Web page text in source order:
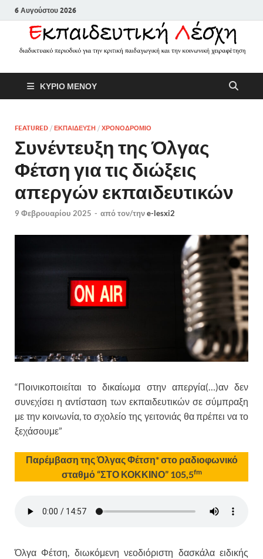
6 Αυγούστου 2026
κριτική παιδαγωγική και την
κοινωνική χειραφέτηση
ΚΥΡΙΟ ΜΕΝΟΥ
FEATURED / ΕΚΠΑΙΔΕΥΣΗ / ΧΡΟΝΟΔΡΟΜΙΟ
Συνέντευξη της Όλγας
Φέτση για τις διώξεις
απεργών εκπαιδευτικών
9 Φεβρουαρίου 2025 - από τον/τηνe-lesxi2
“Ποινικοποιείται το δικαίωμα στην απεργία(…)αν δεν
συνεχίσει η αντίσταση των εκπαιδευτικών σε σύμπραξη
με την κοινωνία, το σχολείο της γειτονιάς θα πρέπει να το
ξεχάσουμε”
Παρέμβαση της Όλγας Φέτση* στο ραδιοφωνικό
σταθμό “ΣΤΟ ΚΟΚΚΙΝΟ” 105,5fm
Όλγα Φέτση, διωκόμενη νεοδιόριστη δασκάλα ειδικής